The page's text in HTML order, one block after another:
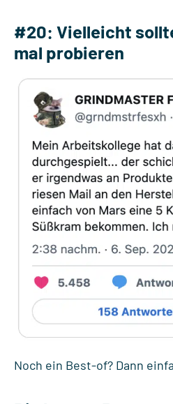
#20: Vielleicht
mal probieren
Noch ein Best-of? Dann